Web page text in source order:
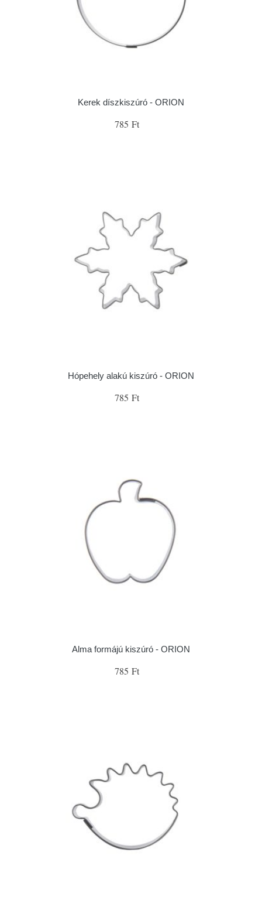
Kerek díszkiszúró - ORION
785 Ft
Hópehely alakú kiszúró - ORION
785 Ft
Alma formájú kiszúró - ORION
785 Ft